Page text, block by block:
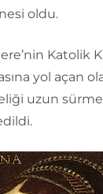
oldu.
Katolik
yol açan
uzun